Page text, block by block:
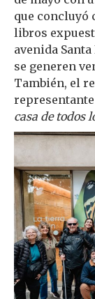
que concluyó
libros
avenida
se generen
También, el
representante
casa de todos